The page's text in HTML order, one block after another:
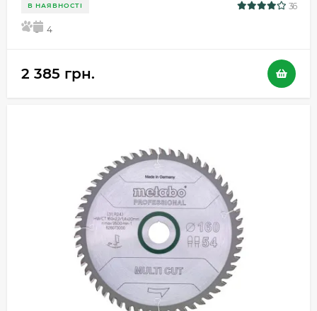
В НАЯВНОСТІ 36
5 4
2 385 грн.